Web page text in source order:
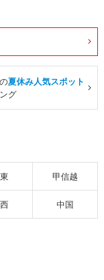
夏休み人気スポット
グ
甲信越
中国